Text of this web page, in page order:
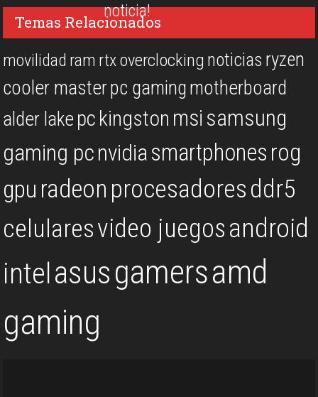
noticia!
Temas Relacionados
movilidad ram rtxoverclocking noticias ryzen
cooler masterpc gamingmotherboard
alder lakepc kingston msi samsung
gaming pcnvidiasmartphones rog
gpu radeon procesadoresddr5
celularesvideo juegosandroid
intelasusgamersamd
gaming